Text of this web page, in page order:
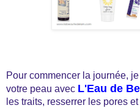
Pour commencer la journée,
votre peau avec L'Eau de
les traits, resserrer les pores